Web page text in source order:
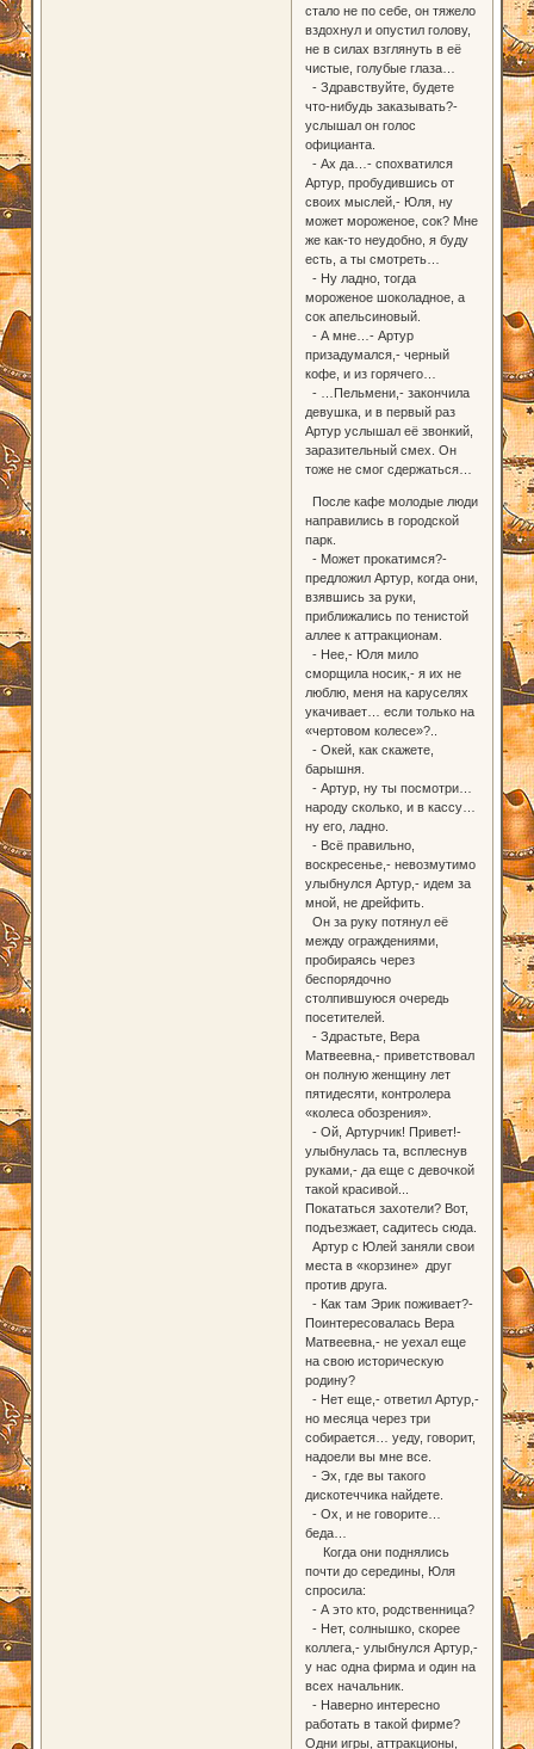
стало не по себе, он тяжело
вздохнул и опустил голову,
не в силах взглянуть в её
чистые, голубые глаза…
- Здравствуйте, будете
что-нибудь заказывать?-
услышал он голос
официанта.
- Ах да…- спохватился
Артур, пробудившись от
своих мыслей,- Юля, ну
может мороженое, сок? Мне
же как-то неудобно, я буду
есть, а ты смотреть…
- Ну ладно, тогда
мороженое шоколадное, а
сок апельсиновый.
- А мне…- Артур
призадумался,- черный
кофе, и из горячего…
- …Пельмени,- закончила
девушка, и в первый раз
Артур услышал её звонкий,
заразительный смех. Он
тоже не смог сдержаться…
После кафе молодые люди
направились в городской
парк.
- Может прокатимся?-
предложил Артур, когда они,
взявшись за руки,
приближались по тенистой
аллее к аттракционам.
- Нее,- Юля мило
сморщила носик,- я их не
люблю, меня на каруселях
укачивает… если только на
«чертовом колесе»?..
- Окей, как скажете,
барышня.
- Артур, ну ты посмотри…
народу сколько, и в кассу…
ну его, ладно.
- Всё правильно,
воскресенье,- невозмутимо
улыбнулся Артур,- идем за
мной, не дрейфить.
Он за руку потянул её
между ограждениями,
пробираясь через
беспорядочно
столпившуюся очередь
посетителей.
- Здрастьте, Вера
Матвеевна,- приветствовал
он полную женщину лет
пятидесяти, контролера
«колеса обозрения».
- Ой, Артурчик! Привет!-
улыбнулась та, всплеснув
руками,- да еще с девочкой
такой красивой...
Покататься захотели? Вот,
подъезжает, садитесь сюда.
Артур с Юлей заняли свои
места в «корзине» друг
против друга.
- Как там Эрик поживает?-
Поинтересовалась Вера
Матвеевна,- не уехал еще
на свою историческую
родину?
- Нет еще,- ответил Артур,-
но месяца через три
собирается… уеду, говорит,
надоели вы мне все.
- Эх, где вы такого
дискотеччика найдете.
- Ох, и не говорите…
беда…
Когда они поднялись
почти до середины, Юля
спросила:
- А это кто, родственница?
- Нет, солнышко, скорее
коллега,- улыбнулся Артур,-
у нас одна фирма и один на
всех начальник.
- Наверно интересно
работать в такой фирме?
Одни игры, аттракционы,